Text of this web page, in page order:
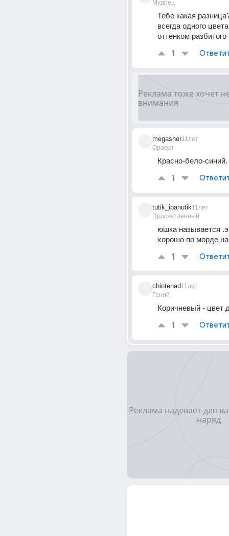
Мудрец
Тебе какая
всегда одного
оттенком разбитого
1
megasher
Оракул
11лет
Красно-бело-синий.
1
tutik_ipanutik
Просветленный
11лет
юшка называется
хорошо по морде
1
chiotenad
Гений
11лет
Коричневый - цвет
1